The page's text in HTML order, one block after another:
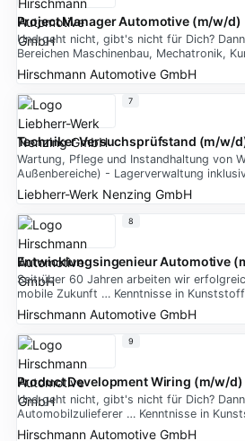
Project Manager Automotive (m/w/d)
Und geht nicht, gibt's nicht für Dich?
Bereichen Maschinenbau, Mechatronik,
Hirschmann Automotive GmbH
Techniker Versuchsprüfstand (m/w/
Wartung, Pflege und Instandhaltung von
Außenbereiche) - Lagerverwaltung
Liebherr-Werk Nenzing GmbH
7
Entwicklungsingenieur Automotive
Seit über 60 Jahren arbeiten wir
mobile Zukunft … Kenntnisse in
Hirschmann Automotive GmbH
8
Product Development Wiring (m/w/d)
Und geht nicht, gibt's nicht für Dich?
Automobilzulieferer … Kenntnisse in
Hirschmann Automotive GmbH
9